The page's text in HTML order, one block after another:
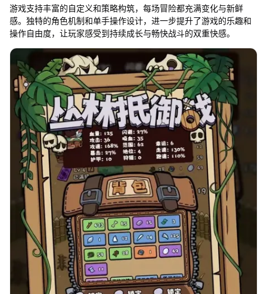
游戏支持丰富的自定义和策略构筑，每场冒险都充满变化与新鲜
感。独特的角色机制和单手操作设计，进一步提升了游戏的乐趣和
操作自由度，让玩家感受到持续成长与畅快战斗的双重快感。